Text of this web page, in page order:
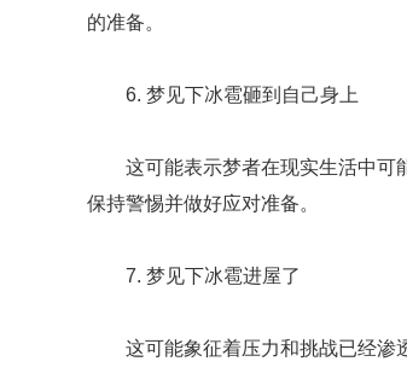
的准备。
6. 梦见下冰雹砸到自己身上
这可能表示梦者在现实生活中可
保持警惕并做好应对准备。
7. 梦见下冰雹进屋了
这可能象征着压力和挑战已经渗